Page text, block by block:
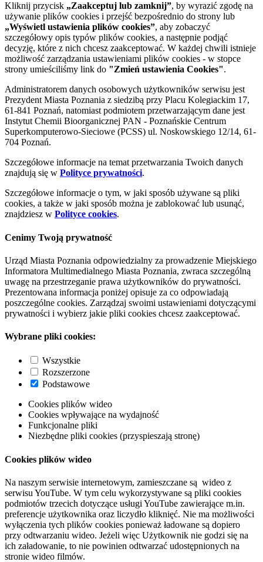
Kliknij przycisk „Zaakceptuj lub zamknij”, by wyrazić zgodę na
używanie plików cookies i przejść bezpośrednio do strony lub
„Wyświetl ustawienia plików cookies”, aby zobaczyć
szczegółowy opis typów plików cookies, a następnie podjąć
decyzję, które z nich chcesz zaakceptować. W każdej chwili istnieje
możliwość zarządzania ustawieniami plików cookies - w stopce
strony umieściliśmy link do "Zmień ustawienia Cookies".
Administratorem danych osobowych użytkowników serwisu jest
Prezydent Miasta Poznania z siedzibą przy Placu Kolegiackim 17,
61-841 Poznań, natomiast podmiotem przetwarzającym dane jest
Instytut Chemii Bioorganicznej PAN - Poznańskie Centrum
Superkomputerowo-Sieciowe (PCSS) ul. Noskowskiego 12/14, 61-
704 Poznań.
Szczegółowe informacje na temat przetwarzania Twoich danych
znajdują się w Polityce prywatności.
Szczegółowe informacje o tym, w jaki sposób używane są pliki
cookies, a także w jaki sposób można je zablokować lub usunąć,
znajdziesz w Polityce cookies.
Cenimy Twoją prywatność
Urząd Miasta Poznania odpowiedzialny za prowadzenie Miejskiego
Informatora Multimedialnego Miasta Poznania, zwraca szczególną
uwagę na przestrzeganie prawa użytkowników do prywatności.
Prezentowana informacja poniżej opisuje za co odpowiadają
poszczególne cookies. Zarządzaj swoimi ustawieniami dotyczącymi
prywatności i wybierz jakie pliki cookies chcesz zaakceptować.
Wybrane pliki cookies:
Wszystkie
Rozszerzone
Podstawowe
Cookies plików wideo
Cookies wpływające na wydajność
Funkcjonalne pliki
Niezbędne pliki cookies (przyspieszają stronę)
Cookies plików wideo
Na naszym serwisie internetowym, zamieszczane są wideo z
serwisu YouTube. W tym celu wykorzystywane są pliki cookies
podmiotów trzecich dotyczące usługi YouTube zawierające m.in.
preferencje użytkownika oraz liczydło kliknięć. Nie ma możliwości
wyłączenia tych plików cookies ponieważ ładowane są dopiero
przy odtwarzaniu wideo. Jeżeli więc Użytkownik nie godzi się na
ich załadowanie, to nie powinien odtwarzać udostępnionych na
stronie wideo filmów.